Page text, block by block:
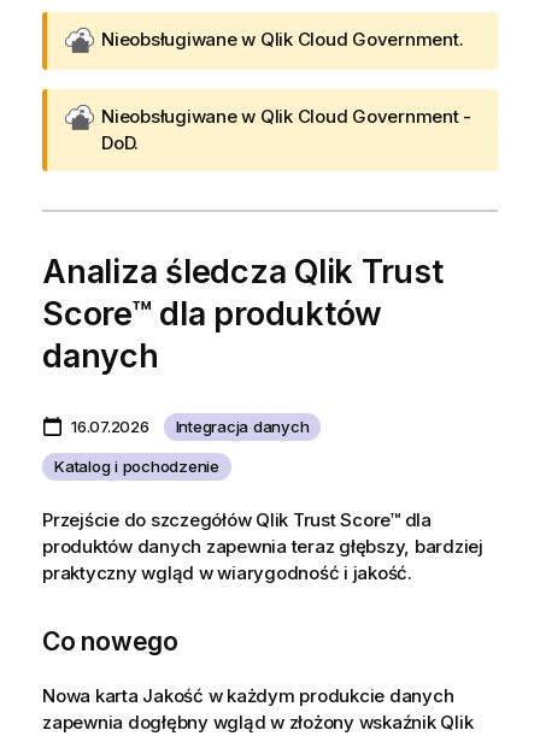
Nieobsługiwane w Qlik Cloud Government.
Nieobsługiwane w Qlik Cloud Government -
DoD.
Analiza śledcza Qlik Trust
Score™ dla produktów
danych
16.07.2026 Integracja danych
Katalog i pochodzenie
Przejście do szczegółów Qlik Trust Score™ dla
produktów danych zapewnia teraz głębszy, bardziej
praktyczny wgląd w wiarygodność i jakość.
Co nowego
Nowa karta Jakość w każdym produkcie danych
zapewnia dogłębny wgląd w złożony wskaźnik Qlik